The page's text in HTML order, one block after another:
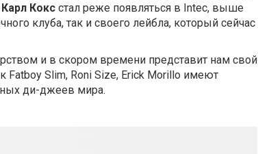
Карл Кокс стал реже появляться в Intec, выше
клуба, так и своего лейбла, который сейчас
и в скором времени представит нам свой
Fatboy Slim, Roni Size, Erick Morillo имеют
ди-джеев мира.